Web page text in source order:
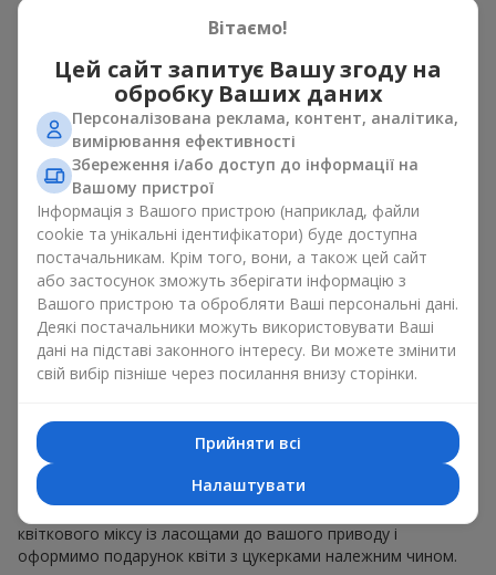
свята
Квіти з цукерками — це приклад того, як проста ідея може
виглядати дуже ефектно. Квіти дарують емоцію тут і зараз,
а коробка з квітами і солодощами залишає маленьке
продовження радості. Разом квіти з цукерками створюють
гармонію кольору й смаку, яка завжди працює. Головне —
правильно вибрати композицію десерт і квітка:
як романтичне поєднання чудово підійдесюрприз для
коханої, в якому класичнітрояндидоповнені
цукерками ferrero rocher або цукерками рафаелло;
докорпоративного заходупосуватиме подарунок
преміум, тут коробка з квітами і солодощами
доповнюється вишуканими калами, герберамиабо
орхідеямиі елітними солодощами;
добре поєднуються з цукерками merci, підтримуючи
ніжну подачу і легкий настрій як
Ми допоможемо вам підібрати найкраще поєднання
квіткового міксу із ласощами до вашого приводу і
оформимо подарунок квіти з цукерками належним чином.
Вітаємо!
Цей сайт запитує Вашу згоду на
обробку Ваших даних
Персоналізована реклама, контент, аналітика,
вимірювання ефективності
Збереження і/або доступ до інформації на
Вашому пристрої
Інформація з Вашого пристрою (наприклад, файли
cookie та унікальні ідентифікатори) буде доступна
постачальникам. Крім того, вони, а також цей сайт
або застосунок зможуть зберігати інформацію з
Вашого пристрою та обробляти Ваші персональні дані.
Деякі постачальники можуть використовувати Ваші
дані на підставі законного інтересу. Ви можете змінити
свій вибір пізніше через посилання внизу сторінки.
Прийняти всі
Налаштувати